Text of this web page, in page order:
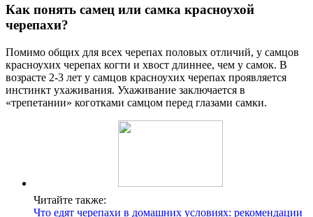
Как понять самец или самка красноухой
черепахи?
Помимо общих для всех черепах половых отличий, у самцов
красноухих черепах когти и хвост длиннее, чем у самок. В
возрасте 2-3 лет у самцов красноухих черепах проявляется
инстинкт ухаживания. Ухаживание заключается в
«трепетании» коготками самцом перед глазами самки.
Читайте также:
Что едят черепахи в домашних условиях: рекомендации